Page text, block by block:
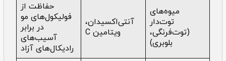
میوه‌های
توت‌دار
(توت‌فرنگی،
بلوبری)
آنتی‌اکسیدان،
ویتامین C
حفاظت از
فولیکول‌های مو
در برابر
آسیب‌های
رادیکال‌های آزاد